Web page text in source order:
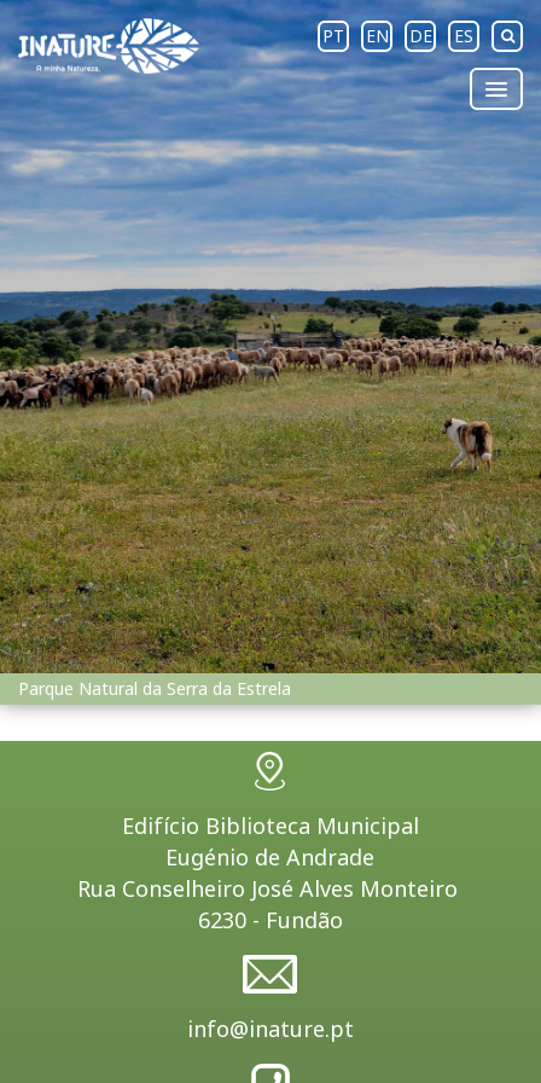
PT EN DE ES
Parque Natural da Serra da Estrela
Edifício Biblioteca Municipal
Eugénio de Andrade
Rua Conselheiro José Alves Monteiro
6230 - Fundão
info@inature.pt